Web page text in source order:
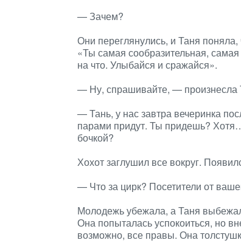
— Зачем?
Они переглянулись, и Таня
«Ты самая сообразительная,
на что. Улыбайся и сражайся».
— Ну, спрашивайте, — произнесла
— Тань, у нас завтра вечеринка
парами придут. Ты придешь?
бочкой?
Хохот заглушил все вокруг.
— Что за цирк? Посетители от
Молодежь убежала, а Таня
Она попыталась успокоиться, но
возможно, все правы. Она